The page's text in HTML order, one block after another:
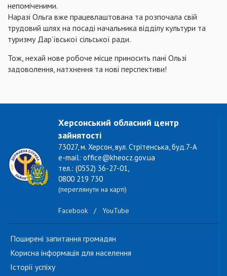
непоміченими.
Наразі Ольга вже працевлаштована та розпочала свій
трудовий шлях на посаді начальника відділу культури та
туризму Дар’ївської сільської ради.
Тож, нехай нове робоче місце приносить пані Ользі
задоволення, натхнення та нові перспективи!
Херсонський обласний центр
зайнятості
73027, м. Херсон, вул. Стрітенська, буд.7-А
e-mail: office@kheocz.gov.ua
тел.: (0552) 36-27-01,
0800 219 730
(переглянути на карті)
Facebook / YouTube
Поширені запитання громадян
Корисна інформація для населення
Історії успіху